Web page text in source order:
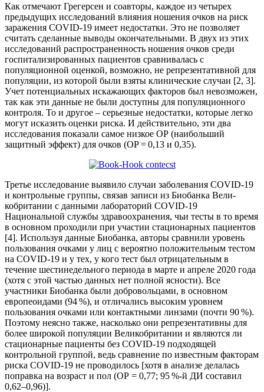
Как отмечают Грегерсен и соавторы, каждое из четырех
предыдущих исследований влияния ношения очков на риск
заражения COVID-19 имеет недостатки. Это не позволяет
считать сделанные выводы окончательными. В двух из этих
исследований распространенность ношения очков среди
госпитализированных пациентов сравнивалась с
популяционной оценкой, возможно, не репрезентативной для
популяции, из которой были взяты клинические случаи [2, 3].
Учет потенциальных искажающих факторов был невозможен,
так как эти данные не были доступны для популяционного
контроля. То и другое – серьезные недостатки, которые легко
могут исказить оценки риска. И действительно, эти два
исследования показали самое низкое ОР (наибольший
защитный эффект) для очков (ОР = 0,13 и 0,35).
Третье исследование выявило случаи заболевания COVID-19
и контрольные группы, связав записи из Биобанка Вели­
кобритании с данными лабораторий COVID-19
Национальной службы здравоохранения, чьи тесты в то время
в основном проходили при участии стационарных пациентов
[4]. Используя данные Биобанка, авторы сравнили уровень
пользования очками у лиц с вероятно положительным тестом
на COVID-19 и у тех, у кого тест был отрицательным в
течение шестинедельного периода в марте и апреле 2020 года
(хотя с этой частью данных нет полной ясности). Все
участники Биобанка были добровольцами, в основном
европеоидами (94 %), и отличались высоким уровнем
пользования очками или контактными линзами (почти 90 %).
Поэтому неясно также, насколько они репрезентативны для
более широкой популяции Великобритании и являются ли
стационарные пациенты без COVID-19 подходящей
контрольной группой, ведь сравнение по известным факторам
риска COVID-19 не проводилось [хотя в анализе делалась
поправка на возраст и пол (ОР = 0,77; 95 %-й ДИ составил
0,62–0,96)].